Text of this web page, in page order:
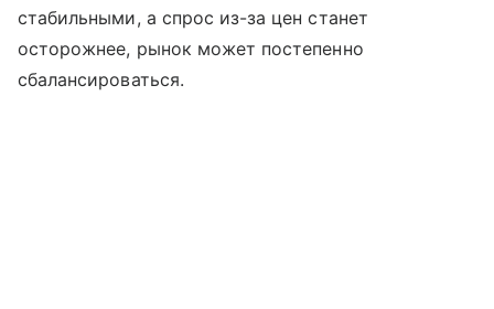
стабильными, а спрос из-за цен станет
осторожнее, рынок может постепенно
сбалансироваться.